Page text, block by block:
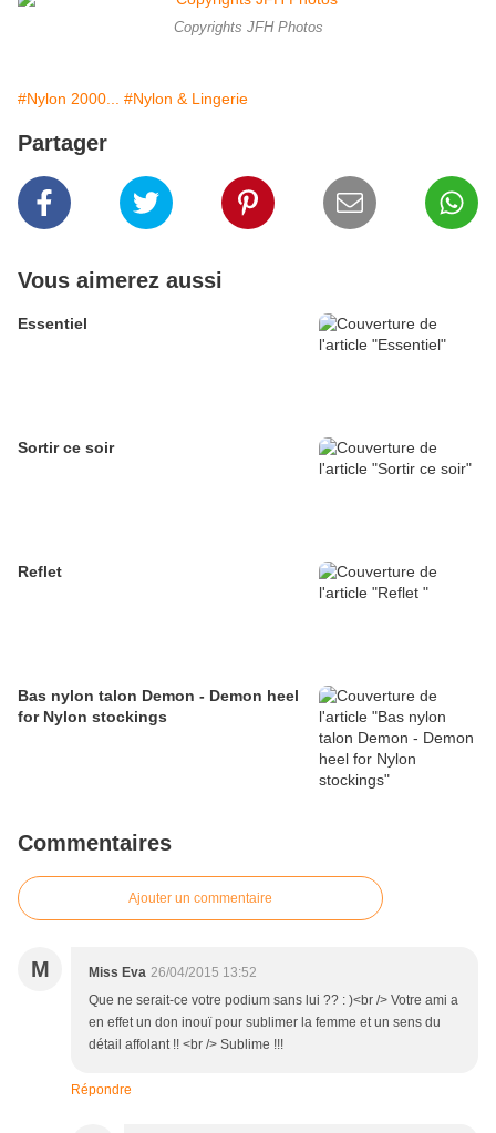
Copyrights JFH Photos
#Nylon 2000... #Nylon & Lingerie
Partager
Vous aimerez aussi
Essentiel
Sortir ce soir
Reflet
Bas nylon talon Demon - Demon heel
for Nylon stockings
Commentaires
Ajouter un commentaire
M Miss Eva 26/04/2015 13:52
Que ne serait-ce votre podium sans lui ?? : )<br /> Votre ami a
en effet un don inouï pour sublimer la femme et un sens du
détail affolant !! <br /> Sublime !!!
Répondre